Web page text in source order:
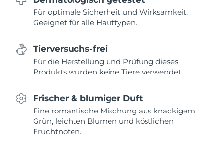
Für optimale Sicherheit und Wirksamkeit.
Geeignet für alle Hauttypen.
Tierversuchs-frei
Für die Herstellung und Prüfung dieses
Produkts wurden keine Tiere verwendet.
Frischer & blumiger Duft
Eine romantische Mischung aus knackigem
Grün, leichten Blumen und köstlichen
Fruchtnoten.
Saudi-Arabien Erwartete Lieferung8/12/26
Slowakei Erwartete Lieferung
Südafrika Erwartete Lieferung8/19/26
Südkorea